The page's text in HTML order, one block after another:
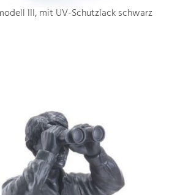
III, mit UV-Schutzlack schwarz